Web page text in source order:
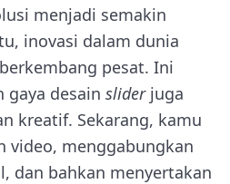
menjadi semakin
inovasi dalam dunia
pesat. Ini
gaya desain slider juga
kreatif. Sekarang, kamu
video, menggabungkan
dan bahkan menyertakan